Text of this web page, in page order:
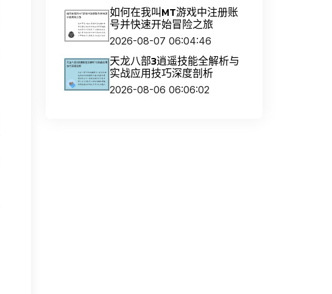
如何在我叫MT游戏中注册账
号并快速开始冒险之旅
2026-08-07 06:04:46
天龙八部3逍遥技能全解析与
实战应用技巧深度剖析
2026-08-06 06:06:02